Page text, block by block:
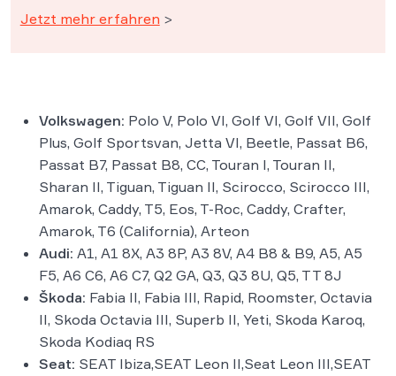
Jetzt mehr erfahren >
Volkswagen: Polo V, Polo VI, Golf VI, Golf VII, Golf
Plus, Golf Sportsvan, Jetta VI, Beetle, Passat B6,
Passat B7, Passat B8, CC, Touran I, Touran II,
Sharan II, Tiguan, Tiguan II, Scirocco, Scirocco III,
Amarok, Caddy, T5, Eos, T-Roc, Caddy, Crafter,
Amarok, T6 (California), Arteon
Audi: A1, A1 8X, A3 8P, A3 8V, A4 B8 & B9, A5, A5
F5, A6 C6, A6 C7, Q2 GA, Q3, Q3 8U, Q5, TT 8J
Škoda: Fabia II, Fabia III, Rapid, Roomster, Octavia
II, Skoda Octavia III, Superb II, Yeti, Skoda Karoq,
Skoda Kodiaq RS
Seat: SEAT Ibiza,SEAT Leon II,Seat Leon III,SEAT